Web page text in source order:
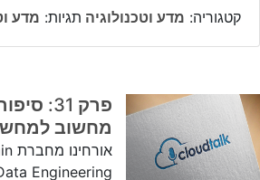
קטגוריה: מדע וטכנולוגיה תגיות: מדע
פרק 31:
מחשוב